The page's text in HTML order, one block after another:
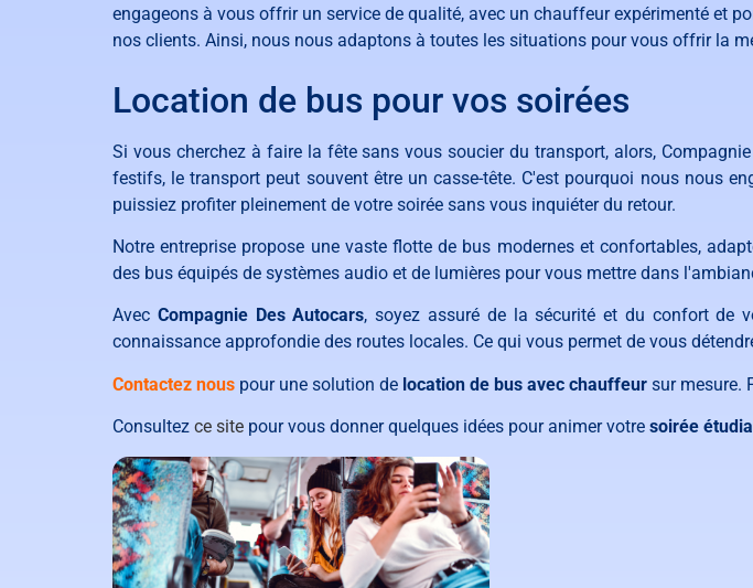
engageons à vous offrir un service de qualité, avec un chauffeur expérimenté et
nos clients. Ainsi, nous nous adaptons à toutes les situations pour vous offrir la
Location de bus pour vos soirées
Si vous cherchez à faire la fête sans vous soucier du transport, alors,
festifs, le transport peut souvent être un casse-tête. C'est pourquoi nous nous
puissiez profiter pleinement de votre soirée sans vous inquiéter du retour.
Notre entreprise propose une vaste flotte de bus modernes et confortables,
des bus équipés de systèmes audio et de lumières pour vous mettre dans
Avec Compagnie Des Autocars, soyez assuré de la sécurité et du confort de
connaissance approfondie des routes locales. Ce qui vous permet de vous
Contactez nous pour une solution de location de bus avec chauffeur sur mesure.
Consultez ce site pour vous donner quelques idées pour animer votre soirée